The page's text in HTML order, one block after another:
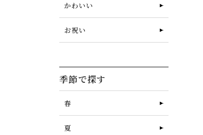
かわいい
お祝い
季節で探す
春
夏